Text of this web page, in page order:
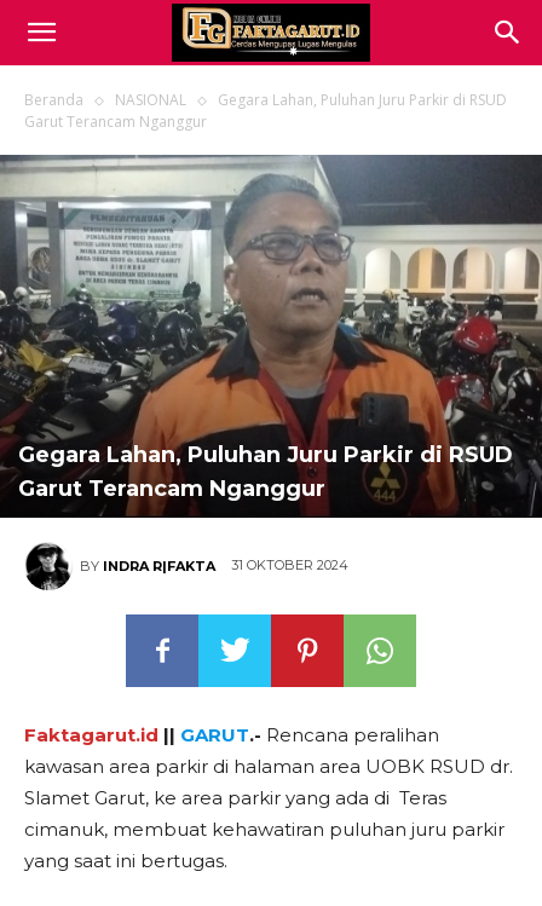
Beranda NASIONAL
Gegara Lahan, Puluhan Juru Parkir di RSUD
Garut Terancam Nganggur
Gegara Lahan, Puluhan Juru Parkir di RSUD
Garut Terancam Nganggur
BY INDRA R|FAKTA 31 OKTOBER 2024
Faktagarut.id || GARUT.- Rencana peralihan
kawasan area parkir di halaman area UOBK RSUD dr.
Slamet Garut, ke area parkir yang ada di Teras
cimanuk, membuat kehawatiran puluhan juru parkir
yang saat ini bertugas.